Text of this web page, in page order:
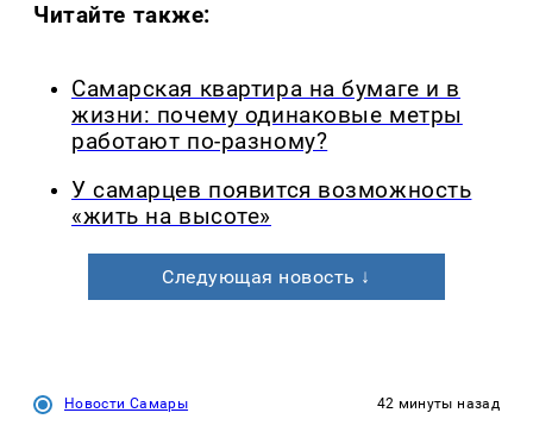
Читайте также:
Самарская квартира на бумаге и в
жизни: почему одинаковые метры
работают по-разному?
У самарцев появится возможность
«жить на высоте»
Следующая новость ↓
Новости Самары 42 минуты назад